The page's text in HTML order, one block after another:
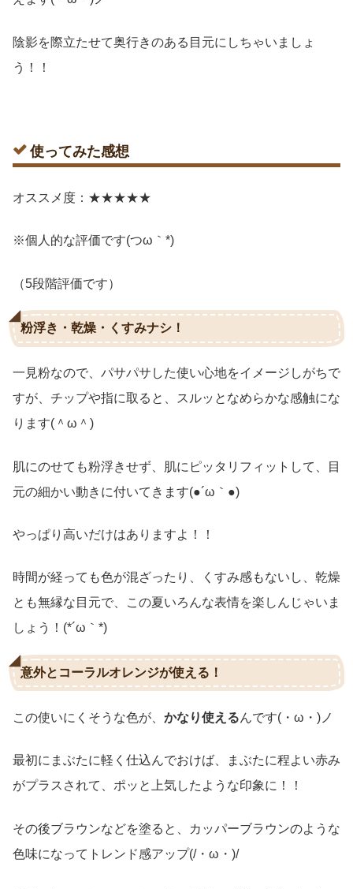
陰影を際立たせて奥行きのある目元にしちゃいましょ
う！！
使ってみた感想
オススメ度：★★★★★
※個人的な評価です(つω｀*)
（5段階評価です）
粉浮き・乾燥・くすみナシ！
一見粉なので、パサパサした使い心地をイメージしがちで
すが、チップや指に取ると、スルッとなめらかな感触にな
ります(＾ω＾)
肌にのせても粉浮きせず、肌にピッタリフィットして、目
元の細かい動きに付いてきます(●´ω｀●)
やっぱり高いだけはありますよ！！
時間が経っても色が混ざったり、くすみ感もないし、乾燥
とも無縁な目元で、この夏いろんな表情を楽しんじゃいま
しょう！(*´ω｀*)
意外とコーラルオレンジが使える！
この使いにくそうな色が、 かなり使えるんです(・ω・)ノ
最初にまぶたに軽く仕込んでおけば、まぶたに程よい赤み
がプラスされて、ポッと上気したような印象に！！
その後ブラウンなどを塗ると、カッパーブラウンのような
色味になってトレンド感アップ(/・ω・)/